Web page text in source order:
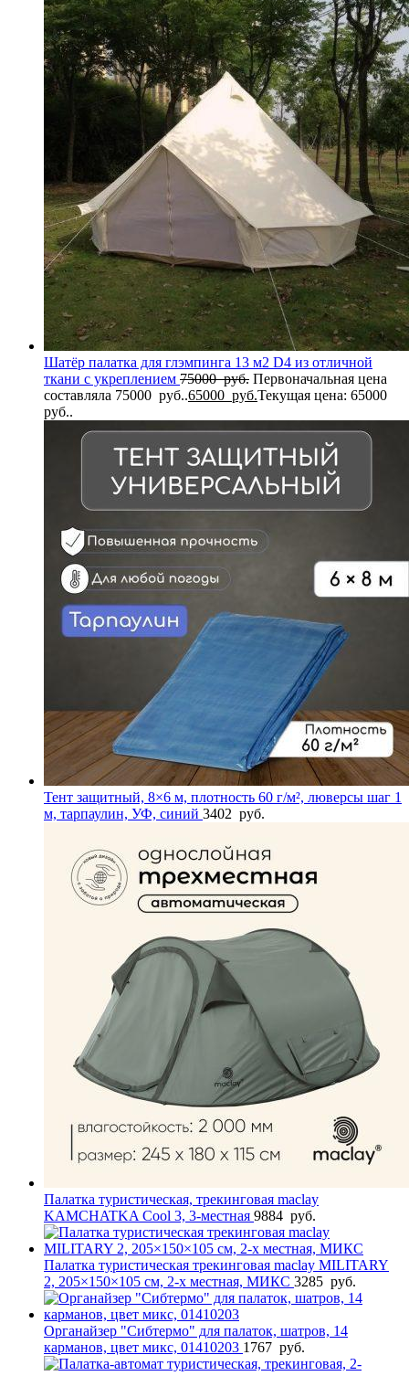
Шатёр палатка для глэмпинга 13 м2 D4 из отличной
ткани с укреплением 75000руб. Первоначальная цена
составляла 75000 руб..65000 руб.Текущая цена: 65000
руб..
Тент защитный, 8×6 м, плотность 60 г/м², люверсы шаг 1
м, тарпаулин, УФ, синий 3402 руб.
Палатка туристическая, трекинговая maclay
KAMCHATKA Cool 3, 3-местная 9884 руб.
Палатка туристическая трекинговая maclay MILITARY
2, 205×150×105 см, 2-х местная, МИКС 3285 руб.
Органайзер "Сибтермо" для палаток, шатров, 14
карманов, цвет микс, 01410203 1767 руб.